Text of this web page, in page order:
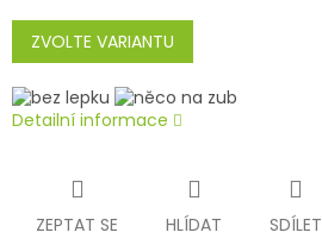
Měrná
cena:
ZVOLTE VARIANTU
Detailní informace
ZEPTAT SE HLÍDAT SDÍLET